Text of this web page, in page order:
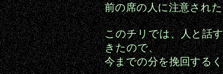
前の席の人に注意され
このチリでは、人と話
きたので、
今までの分を挽回する